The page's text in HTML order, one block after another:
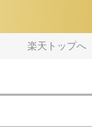
楽天トップへ